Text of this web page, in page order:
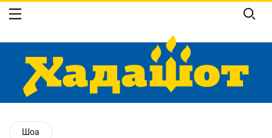
Перейти
основному
Шоа